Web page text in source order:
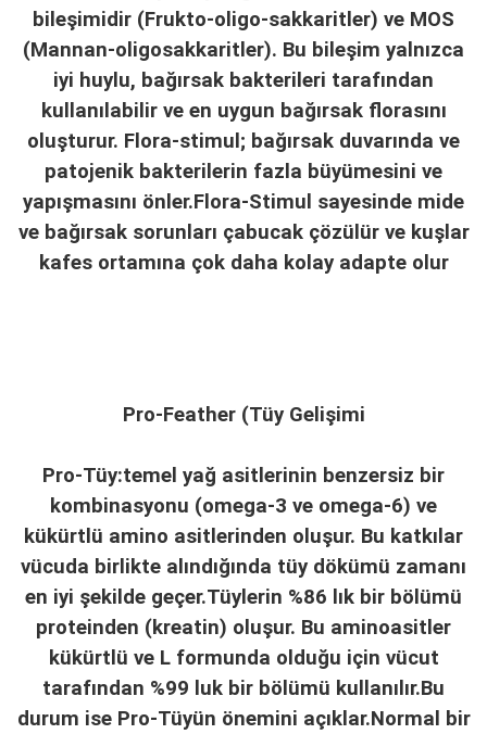
bileşimidir (Frukto-oligo-sakkaritler) ve MOS
(Mannan-oligosakkaritler). Bu bileşim yalnızca
iyi huylu, bağırsak bakterileri tarafından
kullanılabilir ve en uygun bağırsak florasını
oluşturur. Flora-stimul; bağırsak duvarında ve
patojenik bakterilerin fazla büyümesini ve
yapışmasını önler.Flora-Stimul sayesinde mide
ve bağırsak sorunları çabucak çözülür ve kuşlar
kafes ortamına çok daha kolay adapte olur
Pro-Feather (Tüy Gelişimi
Pro-Tüy:temel yağ asitlerinin benzersiz bir
kombinasyonu (omega-3 ve omega-6) ve
kükürtlü amino asitlerinden oluşur. Bu katkılar
vücuda birlikte alındığında tüy dökümü zamanı
en iyi şekilde geçer.Tüylerin %86 lık bir bölümü
proteinden (kreatin) oluşur. Bu aminoasitler
kükürtlü ve L formunda olduğu için vücut
tarafından %99 luk bir bölümü kullanılır.Bu
durum ise Pro-Tüyün önemini açıklar.Normal bir